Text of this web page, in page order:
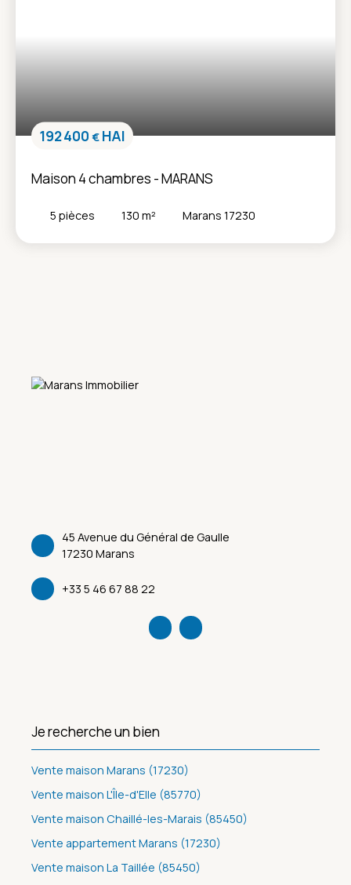
192 400 € HAI
Maison 4 chambres - MARANS
5 pièces 130 m² Marans 17230
45 Avenue du Général de Gaulle
17230 Marans
+33 5 46 67 88 22
Je recherche un bien
Vente maison Marans (17230)
Vente maison L'Île-d'Elle (85770)
Vente maison Chaillé-les-Marais (85450)
Vente appartement Marans (17230)
Vente maison La Taillée (85450)